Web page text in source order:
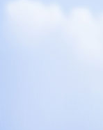
金湖凱銘儀